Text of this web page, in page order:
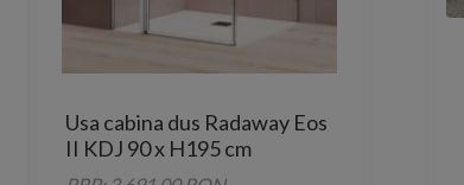
Usa cabina dus Radaway Eos
II KDJ 90 x H195 cm